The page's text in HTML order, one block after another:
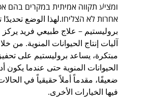
ומציע תקווה אמיתית במקרים בהם
אחרות לא הצליחו.لهذا الوضع تحديدًا
بروليستيم – علاج طبيعي فريد
آليات إنتاج الحيوانات المنوية. من
مبتكرة، يساعد بروليستيم على تحفيز
الحيوانات المنوية حتى عندما يكون
ضعيفًا، مقدماً أملاً حقيقياً في
فيها الخيارات الأخرى.